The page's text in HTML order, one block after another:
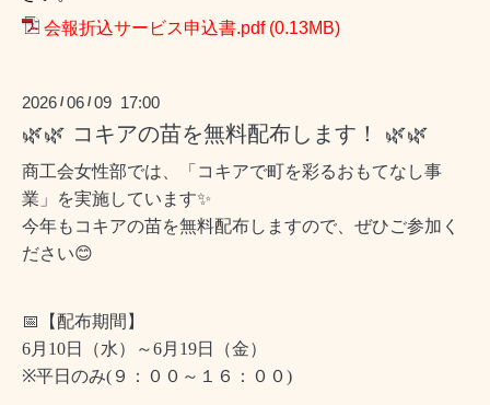
会報折込サービス申込書.pdf(0.13MB)
2026 /06 /09 17:00
🌿🌿 コキアの苗を無料配布します！ 🌿🌿
商工会女性部では、「コキアで町を彩るおもてなし事
業」を実施しています✨
今年もコキアの苗を無料配布しますので、ぜひご参加く
ださい😊
📅
【配布期間】
6月 10日（水）～6月 19日（金）
※平日のみ( ９：００～１６：００)